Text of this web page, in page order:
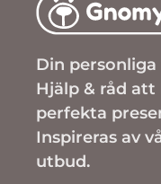
Din
Hjälp & råd
perfekta
Inspireras av
utbud.